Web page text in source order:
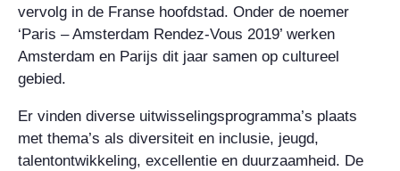
vervolg in de Franse hoofdstad. Onder de noemer
‘Paris – Amsterdam Rendez-Vous 2019’ werken
Amsterdam en Parijs dit jaar samen op cultureel
gebied.
Er vinden diverse uitwisselingsprogramma’s plaats
met thema’s als diversiteit en inclusie, jeugd,
talentontwikkeling, excellentie en duurzaamheid. De